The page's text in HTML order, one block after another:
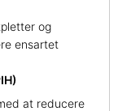
og
ensartet
at reducere